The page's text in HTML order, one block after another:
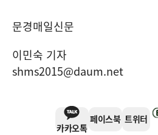
문경매일신문
이민숙 기자
shms2015@daum.net
카카오톡
페이스북 트위터